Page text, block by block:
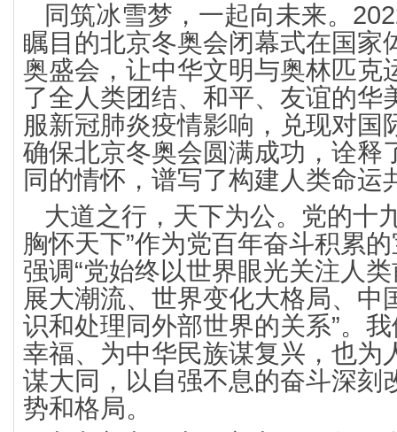
同筑冰雪梦，一起向未来。
瞩目的北京冬奥会闭幕式在国家
奥盛会，让中华文明与奥林匹克
了全人类团结、和平、友谊的华
服新冠肺炎疫情影响，兑现对国
确保北京冬奥会圆满成功，诠释
同的情怀，谱写了构建人类命运
大道之行，天下为公。党的十
胸怀天下”作为党百年奋斗积累
强调“党始终以世界眼光关注人
展大潮流、世界变化大格局、中
识和处理同外部世界的关系”。
幸福、为中华民族谋复兴，也为
谋大同，以自强不息的奋斗深刻
势和格局。